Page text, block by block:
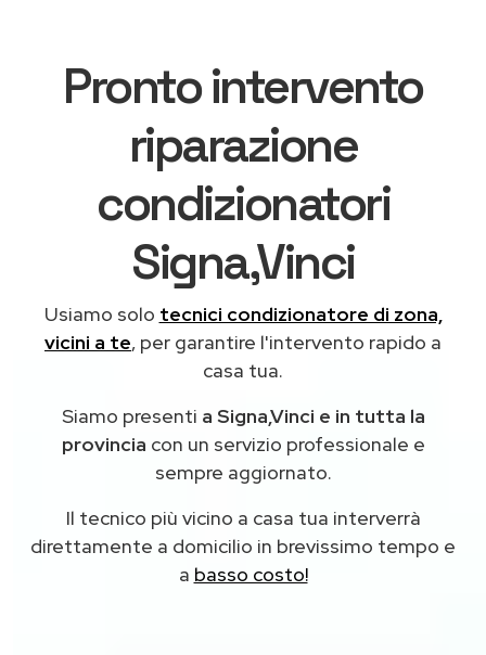
Pronto intervento
riparazione
condizionatori
Signa,Vinci
Usiamo solo tecnici condizionatore di zona,
vicini a te, per garantire l'intervento rapido a
casa tua.
Siamo presenti a Signa,Vinci e in tutta la
provincia con un servizio professionale e
sempre aggiornato.
Il tecnico più vicino a casa tua interverrà
direttamente a domicilio in brevissimo tempo e
a basso costo!